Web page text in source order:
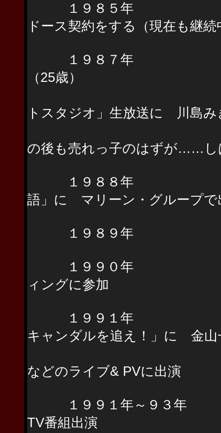
１９８５年 TAMA
ドース契約をする（現在も継続
１９８７年 上京
（25歳）
トスタジオ」生放送に 川島み
の後も売れっ子のはずが……
１９８８年 TBSド
語」に マリーン・グループで
１９８９年 渡辺
１９９０年 西城秀
ィングに参加
１９９１年 TBS「
キャンダルを追え！」に 金山
などのライブ& PVに出演
１９９１年～９３年
TV番組出演